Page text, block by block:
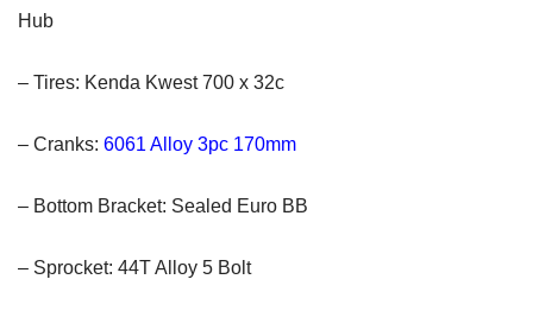
Hub
– Tires: Kenda Kwest 700 x 32c
– Cranks: 6061 Alloy 3pc 170mm
– Bottom Bracket: Sealed Euro BB
– Sprocket: 44T Alloy 5 Bolt